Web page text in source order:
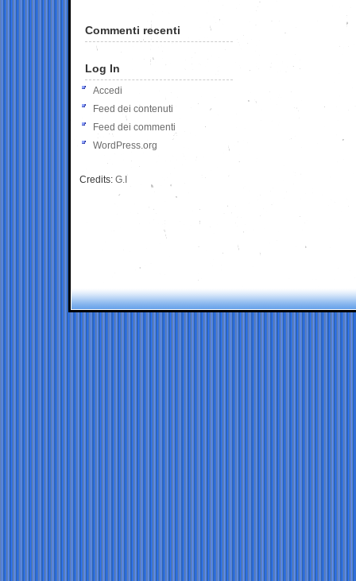
Commenti recenti
Log In
Accedi
Feed dei contenuti
Feed dei commenti
WordPress.org
Credits: G.I